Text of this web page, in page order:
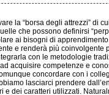
la “borsa degli attrezzi” di
che possono definirsi
ai bisogni di
e renderà più coinvolgente
con le metodologie
acquisire competenze e
concordare con i
lasciarci prendere
dei caratteri utilizzati.